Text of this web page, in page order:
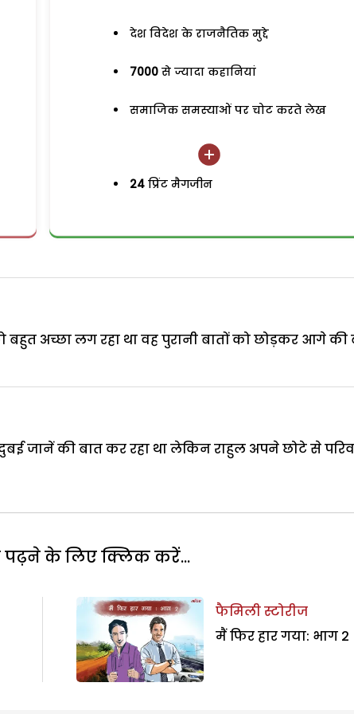
देश विदेश के राजनैतिक मुद्दे
7000 से ज्यादा कहानियां
समाजिक समस्याओं पर चोट करते लेख
24 प्रिंट मैगजीन
अच्छा लग रहा था वह पुरानी बातों को छोड़कर आगे की
जानें की बात कर रहा था लेकिन राहुल अपने छोटे से
पढ़ने के लिए क्लिक करें...
फैमिली स्टोरीज
मैं फिर हार गया: भाग 2